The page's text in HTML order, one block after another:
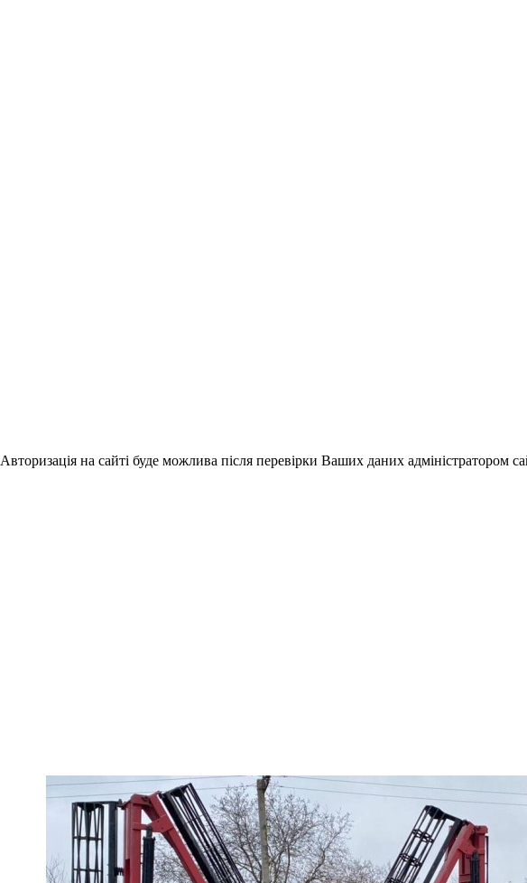
Авторизація на сайті буде можлива після перевірки Ваших даних адміністратором